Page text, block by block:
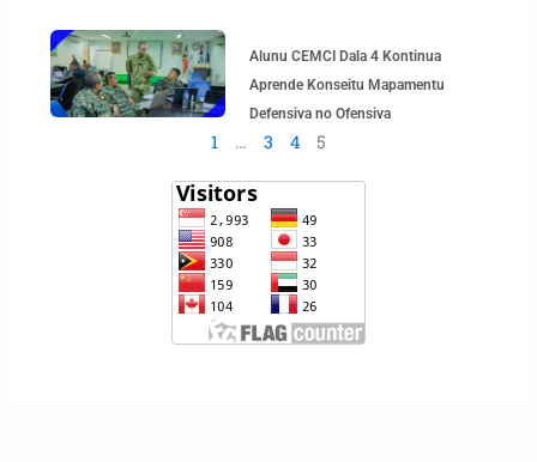
Alunu CEMCI Dala 4 Kontinua
Aprende Konseitu Mapamentu
Defensiva no Ofensiva
1 … 3 4 5